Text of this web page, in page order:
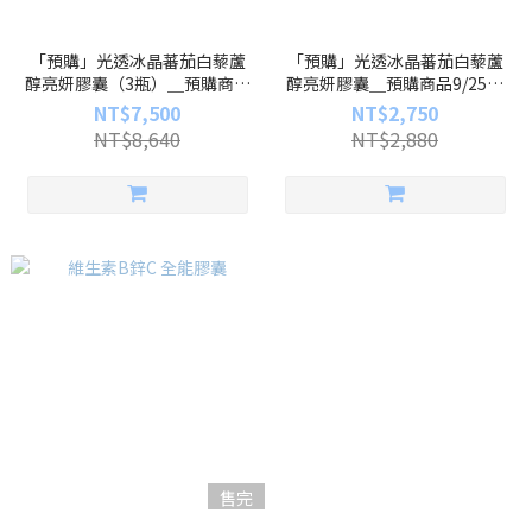
「預購」光透冰晶蕃茄白藜蘆
醇亮妍膠囊（3瓶）＿預購商品
9/25到貨
NT$7,500
NT$8,640
「預購」光透冰晶蕃茄白藜蘆
醇亮妍膠囊＿預購商品9/25到
貨
NT$2,750
NT$2,880
售完